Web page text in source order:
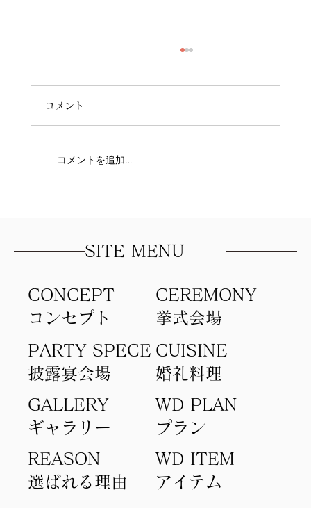
コメント
コメントを追加…
CONCEPT
コンセプト​
​CEREMONY
​挙式会場
GALLERY
ギャラリー
PARTY SPECE
​披露宴会場
CUISINE
​婚礼料理
アイテム​
WD ITEM
選ばれる理由
REASON
​プラン
WD PLAN
SITE MENU